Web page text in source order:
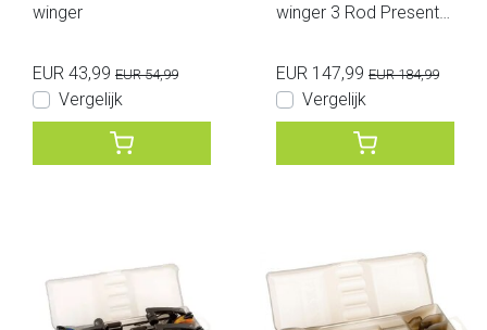
winger
EUR 43,99 EUR 54,99
Vergelijk
winger 3 Rod Presentat
EUR 147,99 EUR 184,99
Vergelijk